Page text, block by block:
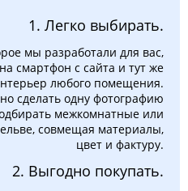
1. Легко выбирать.
мы разработали для вас,
смартфон с сайта и тут же
любого помещения.
сделать одну фотографию
межкомнатные или
совмещая материалы,
цвет и фактуру.
2. Выгодно покупать.